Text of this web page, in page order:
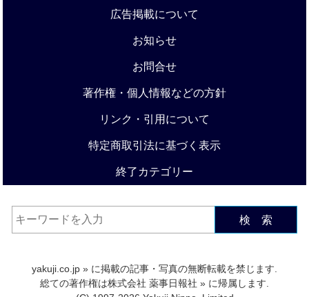
広告掲載について
お知らせ
お問合せ
著作権・個人情報などの方針
リンク・引用について
特定商取引法に基づく表示
終了カテゴリー
検 索
yakuji.co.jp » に掲載の記事・写真の無断転載を禁じます.
総ての著作権は株式会社 薬事日報社 » に帰属します.